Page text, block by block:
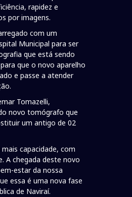
rapidez e
por imagens.
com um
Municipal para ser
que está sendo
que o novo aparelho
e passe a atender
Tomazelli,
novo tomógrafo que
um antigo de 02
capacidade, com
A chegada deste novo
estar da nossa
essa é uma nova fase
de Naviraí.